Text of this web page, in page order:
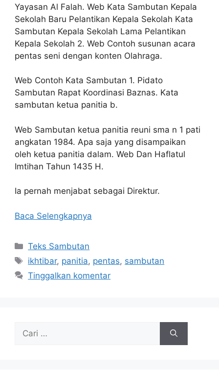
Yayasan Al Falah. Web Kata Sambutan Kepala
Sekolah Baru Pelantikan Kepala Sekolah Kata
Sambutan Kepala Sekolah Lama Pelantikan
Kepala Sekolah 2. Web Contoh susunan acara
pentas seni dengan konten Olahraga.
Web Contoh Kata Sambutan 1. Pidato
Sambutan Rapat Koordinasi Baznas. Kata
sambutan ketua panitia b.
Web Sambutan ketua panitia reuni sma n 1 pati
angkatan 1984. Apa saja yang disampaikan
oleh ketua panitia dalam. Web Dan Haflatul
Imtihan Tahun 1435 H.
Ia pernah menjabat sebagai Direktur.
Baca Selengkapnya
Kategori
Teks Sambutan
Tag
ikhtibar, panitia, pentas, sambutan
Tinggalkan komentar
untuk: